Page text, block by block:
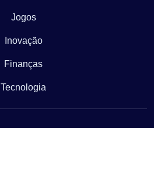
Jogos
Inovação
Finanças
Tecnologia